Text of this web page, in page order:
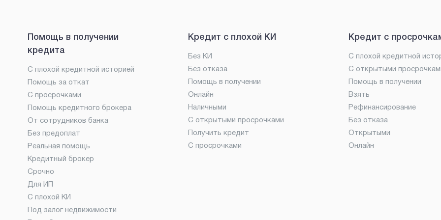
Помощь в получении
кредита
С плохой кредитной историей
Помощь за откат
С просрочками
Помощь кредитного брокера
От сотрудников банка
Без предоплат
Реальная помощь
Кредитный брокер
Срочно
Для ИП
С плохой КИ
Под залог недвижимости
Кредит с плохой КИ
Без КИ
Без отказа
Помощь в получении
Онлайн
Наличными
С открытыми просрочками
Получить кредит
С просрочками
Кредит с
С плохой кредитной
С открытыми
Помощь в получении
Взять
Рефинансирование
Без отказа
Открытыми
Онлайн